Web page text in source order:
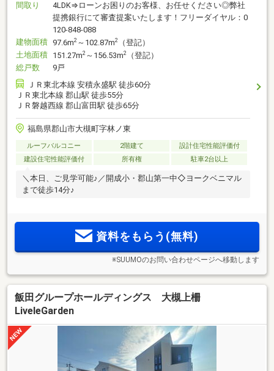
間取り
4LDK⇒ローンお困りのお客様、お任せください◎弊社
提携銀行にて審査提案いたします！フリーダイヤル：0
120-848-088
建物面積 97.6m2 ～102.87m2
（登記）
土地面積 151.27m2 ～156.53m2
（登記）
総戸数
9戸
ＪＲ東北本線 安積永盛駅 徒歩60分
ＪＲ東北本線 郡山駅 徒歩55分
ＪＲ磐越西線 郡山富田駅 徒歩65分
福島県郡山市大槻町字林ノ東
ルーフバルコニー 2階建て
設計住宅性能評価付
建設住宅性能評価付
所有権 駐車2台以上
＼本日、ご見学可能♪／開成小・郡山第一中◇ヨークベニマル
まで徒歩14分♪
資料をもらう(無料)
※SUUMOのお問い合わせページへ移動します
飯田グループホールディングス 大槻上柵
LiveleGarden